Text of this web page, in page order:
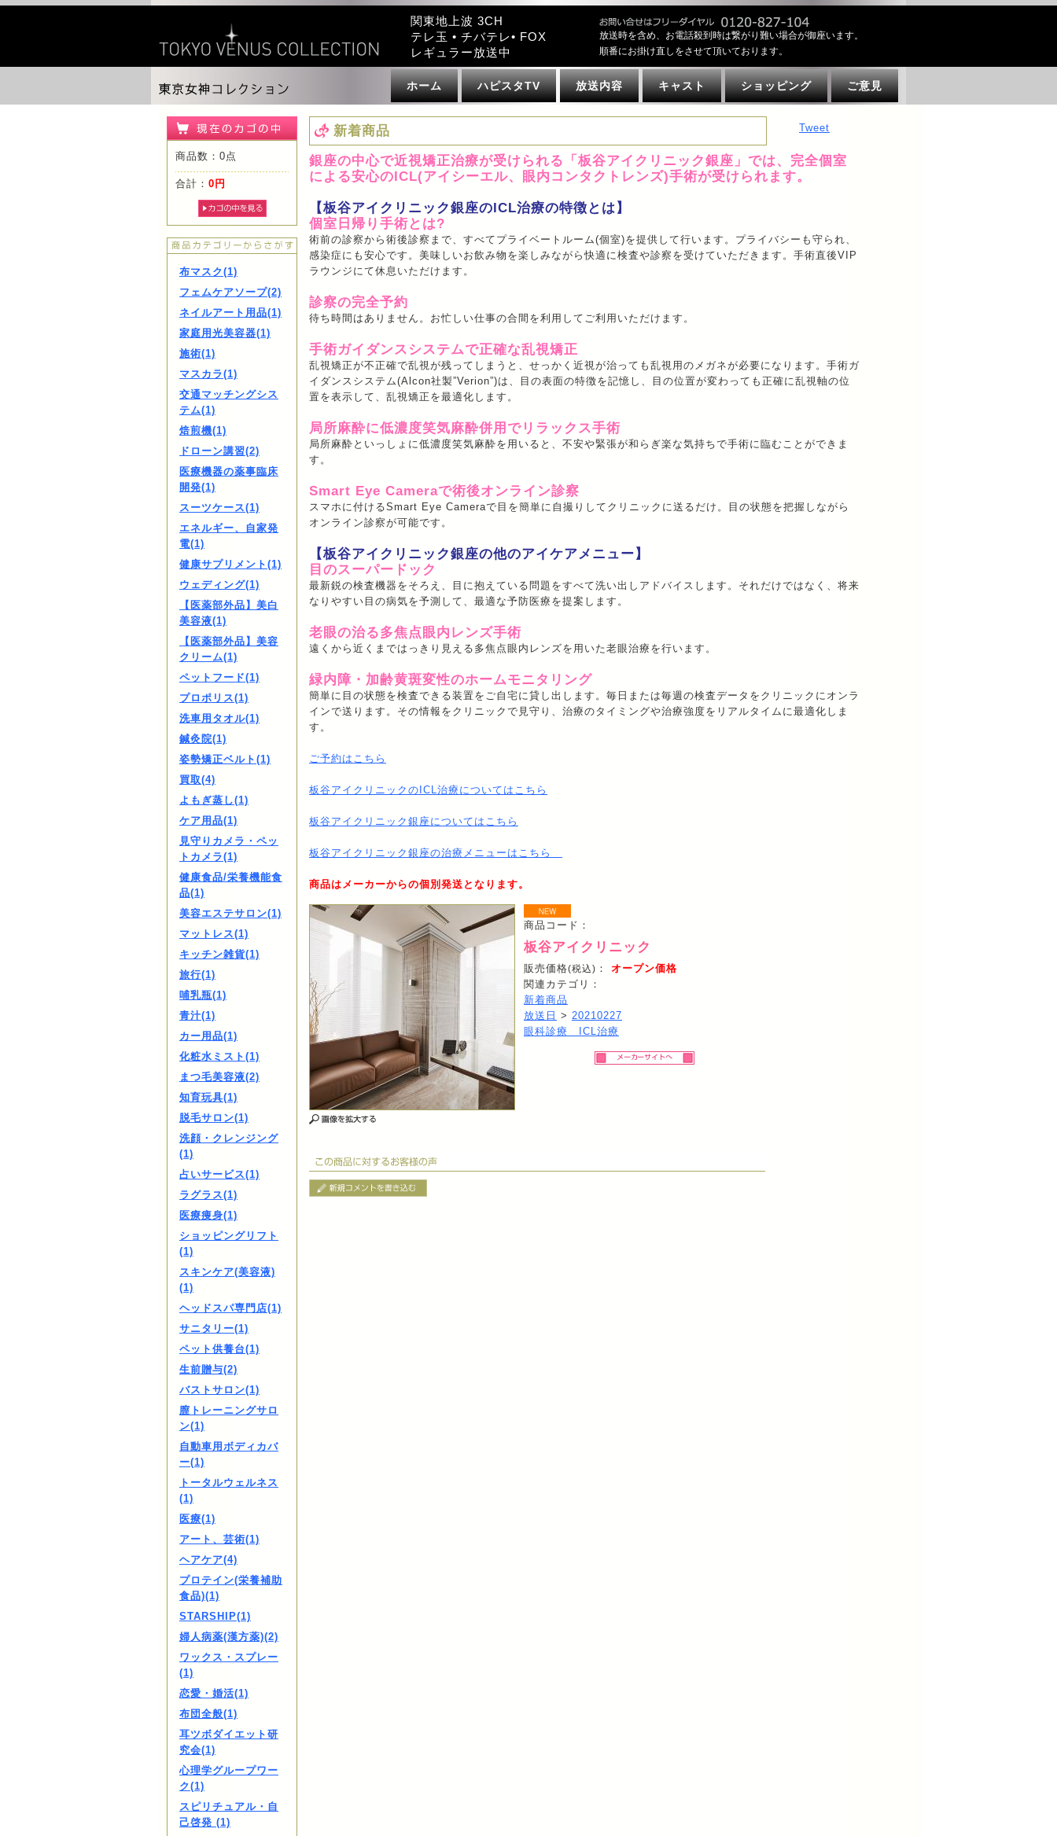
関東地上波 3CH
テレ玉 • チバテレ• FOX
レギュラー放送中
放送時を含め、お電話殺到時は繋がり難い場合が御座います。
順番にお掛け直しをさせて頂いております。
ホーム ハピスタTV 放送内容 キャスト ショッピング ご意見
商品数：0点
合計： 0円
布マスク(1)
フェムケアソープ(2)
ネイルアート用品(1)
家庭用光美容器(1)
施術(1)
マスカラ(1)
交通マッチングシス
テム(1)
焙煎機(1)
ドローン講習(2)
医療機器の薬事臨床
開発(1)
スーツケース(1)
エネルギー、自家発
電(1)
健康サプリメント(1)
ウェディング(1)
【医薬部外品】美白
美容液(1)
【医薬部外品】美容
クリーム(1)
ペットフード(1)
プロポリス(1)
洗車用タオル(1)
鍼灸院(1)
姿勢矯正ベルト(1)
買取(4)
よもぎ蒸し(1)
ケア用品(1)
見守りカメラ・ペッ
トカメラ(1)
健康食品/栄養機能食
品(1)
美容エステサロン(1)
マットレス(1)
キッチン雑貨(1)
旅行(1)
哺乳瓶(1)
青汁(1)
カー用品(1)
化粧水ミスト(1)
まつ毛美容液(2)
知育玩具(1)
脱毛サロン(1)
洗顔・クレンジング
(1)
占いサービス(1)
ラグラス(1)
医療痩身(1)
ショッピングリフト
(1)
スキンケア(美容液)
(1)
ヘッドスパ専門店(1)
サニタリー(1)
ペット供養台(1)
生前贈与(2)
バストサロン(1)
膣トレーニングサロ
ン(1)
自動車用ボディカバ
ー(1)
トータルウェルネス
(1)
医療(1)
アート、芸術(1)
ヘアケア(4)
プロテイン(栄養補助
食品)(1)
STARSHIP(1)
婦人病薬(漢方薬)(2)
ワックス・スプレー
(1)
恋愛・婚活(1)
布団全般(1)
耳ツボダイエット研
究会(1)
心理学グループワー
ク(1)
スピリチュアル・自
己啓発 (1)
新着商品
銀座の中心で近視矯正治療が受けられる「板谷アイクリニック銀座」では、完全個室
による安心のICL(アイシーエル、眼内コンタクトレンズ)手術が受けられます。
【板谷アイクリニック銀座のICL治療の特徴とは】
個室日帰り手術とは?
術前の診察から術後診察まで、すべてプライベートルーム(個室)を提供して行います。プライバシーも守られ、
感染症にも安心です。美味しいお飲み物を楽しみながら快適に検査や診察を受けていただきます。手術直後VIP
ラウンジにて休息いただけます。
診察の完全予約
待ち時間はありません。お忙しい仕事の合間を利用してご利用いただけます。
手術ガイダンスシステムで正確な乱視矯正
乱視矯正が不正確で乱視が残ってしまうと、せっかく近視が治っても乱視用のメガネが必要になります。手術ガ
イダンスシステム(Alcon社製”Verion”)は、目の表面の特徴を記憶し、目の位置が変わっても正確に乱視軸の位
置を表示して、乱視矯正を最適化します。
局所麻酔に低濃度笑気麻酔併用でリラックス手術
局所麻酔といっしょに低濃度笑気麻酔を用いると、不安や緊張が和らぎ楽な気持ちで手術に臨むことができま
す。
Smart Eye Cameraで術後オンライン診察
スマホに付けるSmart Eye Cameraで目を簡単に自撮りしてクリニックに送るだけ。目の状態を把握しながら
オンライン診察が可能です。
【板谷アイクリニック銀座の他のアイケアメニュー】
目のスーパードック
最新鋭の検査機器をそろえ、目に抱えている問題をすべて洗い出しアドバイスします。それだけではなく、将来
なりやすい目の病気を予測して、最適な予防医療を提案します。
老眼の治る多焦点眼内レンズ手術
遠くから近くまではっきり見える多焦点眼内レンズを用いた老眼治療を行います。
緑内障・加齢黄斑変性のホームモニタリング
簡単に目の状態を検査できる装置をご自宅に貸し出します。毎日または毎週の検査データをクリニックにオンラ
インで送ります。その情報をクリニックで見守り、治療のタイミングや治療強度をリアルタイムに最適化しま
す。
ご予約はこちら
板谷アイクリニックのICL治療についてはこちら
板谷アイクリニック銀座についてはこちら
板谷アイクリニック銀座の治療メニューはこちら
商品はメーカーからの個別発送となります。
商品コード：
板谷アイクリニック
販売価格(税込) ： オープン価格
関連カテゴリ：
新着商品
放送日 > 20210227
眼科診療 ICL治療
Tweet